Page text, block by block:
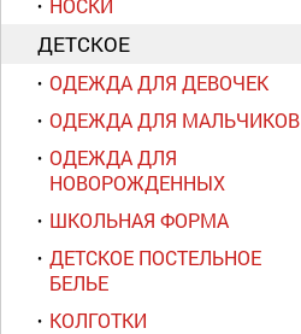
НОСКИ
ДЕТСКОЕ
ОДЕЖДА ДЛЯ ДЕВОЧЕК
ОДЕЖДА ДЛЯ МАЛЬЧИКОВ
ОДЕЖДА ДЛЯ
НОВОРОЖДЕННЫХ
ШКОЛЬНАЯ ФОРМА
ДЕТСКОЕ ПОСТЕЛЬНОЕ
БЕЛЬЕ
КОЛГОТКИ